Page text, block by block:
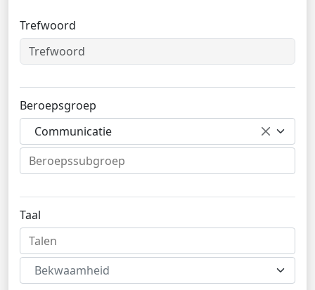
Trefwoord
Beroepsgroep
Communicatie
Taal
Bekwaamheid